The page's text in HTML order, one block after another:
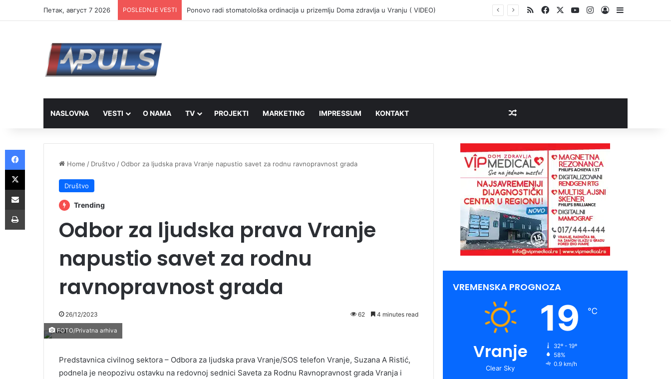
Петак, август 7 2026 POSLEDNJE VESTI Ponovo radi stomatološka ordinacija u prizemlju Doma zdravlja u Vranju ( VIDEO) RSSFacebookYouTubeInstagram
Log InSidebar
NASLOVNA VESTI O NAMA TV PROJEKTI MARKETING IMPRESSUM KONTAKT Random Article
Home / Društvo /Odbor za ljudska prava Vranje napustio savet za rodnu ravnopravnost grada
Društvo
Trending
Odbor za ljudska prava Vranje
napustio savet za rodnu
ravnopravnost grada
26/12/2023 62 4 minutes read
FOTO/Privatna arhiva
Predstavnica civilnog sektora – Odbora za ljudska prava Vranje/SOS telefon Vranje, Suzana A Ristić,
podnela je neopozivu ostavku na redovnoj sednici Saveta za Rodnu Ravnopravnost grada Vranja i
VREMENSKA PROGNOZA
Vranje
Clear Sky
19 ℃
32º - 19º
58%
0.9 km/h
Facebook
X
Share via Email